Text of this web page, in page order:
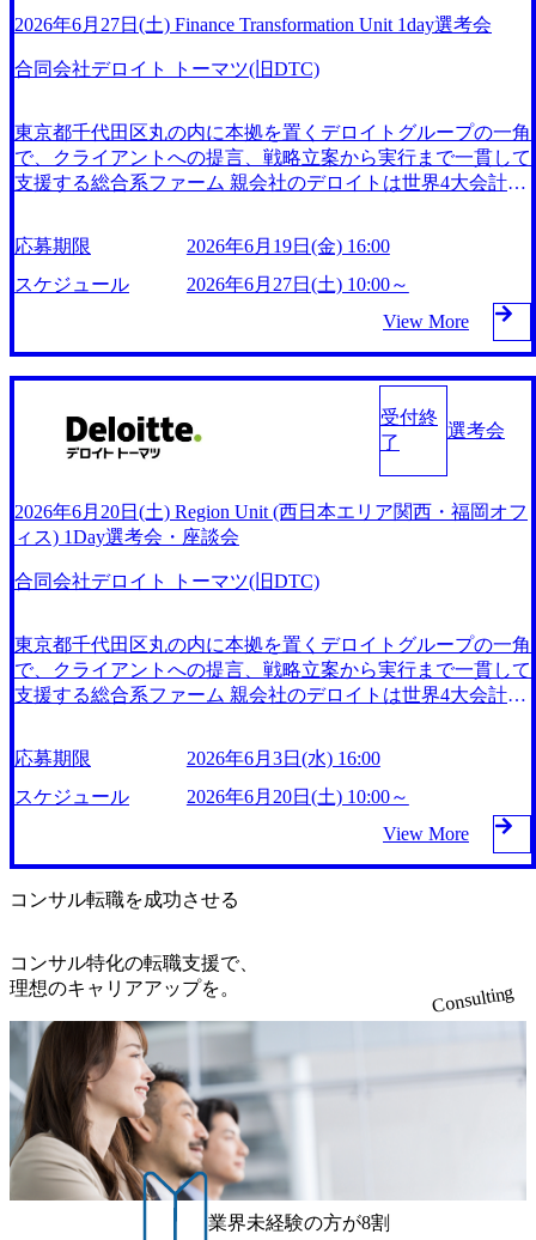
11:30～12:20 1次面接 12:30～13:20 2次面接 東京都千代
田区丸の内3-2-3 二重橋ビルディング17F 書類選考通過者 ●
下記のいずれかに関する知見・経験を有する方を募集してい
関する知見・経験＞ ・各業界で、クライアントのビジネ
ス・要件・要望を理解し、クラウドを用いたシステム全体像
を描いた経験 ・クラウドサービス(AWS、GCPなど)を活用
ョンモダナイゼーションにおけるTo-Beアーキテクチャー設
計経験 ＜プロジェクト管理/プログラム管理に関する知見・
経験＞ ・大規模プロジェクトにおけるプロジェクト管理、
もしくはプログラム管理に関する知見・経験(PMP有資格者
優遇) ・グローバルプロジェクトで英語を使った大規模開発
プロジェクトに関与された経験 ・プロジェクト管理方法論/
システム開発方法論/プロジェクト管理ツール・品質管理ツ
ールの導入経験 ・テスト計画、テスト推進、テスト実行、
品質保証の経験 ＜システム開発に関する知見・経験＞ ・業
界別の業務アプリケーションの要件定義、設計、開発経験
(各種レビュー含む) ・クラウドネイティブアプリケーション
の要件定義、設計、開発経験(各種レビュー含む) ・アジャイ
ル開発におけるスクラムマスター経験 ・ホストなどレガシ
アーキテクチャレベルの知見が望ましい) ・レガシーシステ
を活用した業務アプリケーションの設計・開発経験 ・エン
タープライズ向けの中大規模のスクラッチ開発における要件
定義、設計、開発(各種レビュー含む)に従事した経験 ＜ソリ
ューション企画・導入に関する知見・経験＞ ・事業企画か
関与された経験 ・コンサルティング・ソリューションプロ
バイダ等の立場から、複数業種のソリューション導入PJにリ
ーダ的ポジションで関与された経験 ・社内IT企画等の立場
から、業務部門との調整を行いつつソリューション導入PJに
複数関与された経験 ＜運用要件定義・設計に関する知見・
経験＞ ・大規模システム導入PJにおいて運用要件定義・運
用設計・トランジションをクライアントフェーシングでリー
件定義～導入・高度化にかかる業務を提供してきた経験 ・
グローバルチームの一員としてシステム導入、または運用業
間・目標設定などを制約の大きさに応じて希望するコースを
選択することが可能 日系企業並みに年次有給休暇・年末年
始休暇を取得可能で、他ファームと比べても充実した休暇制
提供される制度も存在している。 ダイバーシティ&インクル
ージョンを重要経営戦略の一つとして位置付け、残業時間の
制限や男性含めた育休取得、女性の積極登用、社内保育園の
年 7月16日(木)19:00‐21:00想定 ※この時間内で2次面接まで実
生する可能性もございますのでご了承ください。 2026年7月
8日(水)16:00 ※定員数に達した場合は通常選考をご案内させ
ていただくことがございます。 当社の二重橋オフィスで対
ます。 直接オフィスや働くメンバーの雰囲気もご確認でき
るイベントとなっております。 Human Capital PMLは、組
織・人事領域のプロフェッショナルとして人事戦略から制
度・IT・業務・風土にわたる幅広く先進的なサービスをEnd
ングサービスを展開しています。 日本で400名超を誇る国内
最大規模の組織・人事領域のプロフェッショナルを有し、グ
ローバルで10,000名超のメンバーとコラボレーションしなが
ら、人事戦略から制度・IT・業務・風土にわたる幅広く先進
中計」策定 ・組織再編デザイン / M&A ・グローバル人事・
組織管理 ・HR Transformation (人事機能変革・IT変革) ・チェ
ンジマネジメント ・人事システム化構想および導入支援(Wo
領域) HR Tech Specialist / Engineer(人事テクノロジー領域のス
ペシャリスト / エンジニア) HC as a Service(HRの全体プラッ
トフォームの拡張・改善とHRオペレーションの運用支援・
アウトソース) Organization &Work Transformation(組織設計、
人事戦略、要員計画、人材マネジメント、M&A人事、役員
報酬・指名、チェンジマネジメント、組織風土改革などの組
す。 ・組織・人事領域に関わる深い専門知識・スキル ・人
事部門または経営企画部門または事業部門での業務経験 ・
組織・人事案件に関するプロジェクトマネジャー/スタッフ
経験 (人事制度、風土変革、要員・人件費管理、等) ・グロ
ーバルプロジェクト経験または大規模プロジェクトのマネジ
メント経験 ・社内特命プロジェクト経験(戦略立案、業務改
善、プロジェクトマネジメント等) ・人事制度設計/企画の知
識 ・デジタルツール開発経験 ・統計分析に関する知識 ・戦
略、マーケティング、財務・会計、IT等の広範囲な専門知
識・スキル ・社内外を含む海外メンバーとの英語でのVerbal
なやり取り (TOEIC目安)800点以上 【コラボレーション志向
ServiceNowとデロイト トーマツの支援プログラムに、女性
ps://prtimes.jp/main/html/rd/p/000000096.000035957.html) 選考時
成長できる人間的素質を持っているか」の成長性の観点を重
視 コンサルタントの成長モデルとして「アワーグラス・モ
デル」が導入されており、専門性を絞る前に広範囲の経験を
積み、シニアマネジャーに到達する段階では複数分野で活躍
コンサルタントが講師となり人材育成に専念 中途入社を対
象とした3週間の「基礎トレーニング」や、インターンとし
てプロジェクトに参加し、実戦練習でワークが学べる「シャ
ドーアサイン」、月に1回、アサイン希望やキャリア形成に
関する相談が可能な「コーチ面談」等の制度が充実 コンサ
ルタントとしての基礎力を磨く「プールユニット」制度の下
が用意 上長の承認なく応募可能な公募での異動制度が取り
入れられており、部署内での異動はもちろん、クライアント
や国際機関への出向も可能 育児・介護・不妊治療を理由と
したワーキングプログラムが複数種類あり、働き方・働く時
間・目標設定などを制約の大きさに応じて希望するコースを
選択することが可能 日系企業並みに年次有給休暇・年末年
始休暇を取得可能で、他ファームと比べても充実した休暇制
提供される制度も存在している。 ダイバーシティ&インクル
ージョンを重要経営戦略の一つとして位置付け、残業時間の
制限や男性含めた育休取得、女性の積極登用、社内保育園の
年7月11日(土)10:00～12:00想定 ※この時間内で2次面接まで
発生する可能性もございますのでご了承ください。 2026年7
月3日(金)16:00 ※定員数に達した場合は通常選考をご案内さ
せていただくことがございます。 オンラインで実施するSC
す。 ●ユニットの特徴 弊社サプライチェーン領域において
性を持つ経営コンサルタント集団が在籍し、Deloitteグロー
バルの知見と最先端テクノロジーを用いて、日系企業に対し
て世界に誇るサプライチェーン及び経営マネジメント基盤へ
変革し続けるコンサルティングサービスを提供しています。
弊社は製造業の事業改革、サプライチェーン改革のアドバイ
ザリーに特化し、テクノロジー導入を専門とする他ユニッ
ト・グループ会社・外部委託業者と連携しながら、上流から
下流までの伴走型支援を提供しています。また、弊社はサプ
ライチェーン全領域をカバーしており、専門チームにより深
い洞察・知見を蓄積・教育するとともに、専門領域に閉じな
い柔軟なキャリアパスができる仕組みがあります。 ★今回1
Day選考会にて募集する領域は以下2つのGroupとなります★
2026年6月27日(土) Finance Transformation Unit 1day選考会
合同会社デロイト トーマツ(旧DTC)
東京都千代田区丸の内に本拠を置くデロイトグループの一角
で、クライアントへの提言、戦略立案から実行まで一貫して
支援する総合系ファーム 親会社のデロイトは世界4大会計事
抱えている DTCも従業員数、案件数ともに日本最大級の規
模感を誇り、BIG4の中でも極めて広い専門分野をカバー グ
ループ企業の有限責任監査法人トーマツやDTFA、DTRAと
の提携により、国内約30都市、約2万人の専門家と共に公
共・医療・製造・通信・インフラ・リスク管理等の幅広い業
界にコンサルティングサービスを提供 【スクープ】デロイ
トがコンサルとFAを集約する大組織再編へ！新体制の各組
織トップ候補の実名を公開 (https://diamond.jp/articles/-/341899)
デロイト トーマツ、RAGシステムの検索/回答精度を高める
ソフトウェアを開発 (https://it.impress.co.jp/articles/-/26564) テク
支援するServiceNowとデロイト トーマツの支援プログラム
に、女性の就労支援や企業・自治体のDXを推進するMAIA
ml) 選考時は現状のスキル重視では無く、「一人前のコンサ
の観点を重視 コンサルタントの成長モデルとして「アワー
グラス・モデル」が導入されており、専門性を絞る前に広範
囲の経験を積み、シニアマネジャーに到達する段階では複数
分野で活躍できる専門性を身につけるプログラムとなってい
入社を対象とした3週間の「基礎トレーニング」や、インタ
ーンとしてプロジェクトに参加し、実戦練習でワークが学べ
る「シャドーアサイン」、月に1回、アサイン希望やキャリ
ア形成に関する相談が可能な「コーチ面談」等の制度が充実
コンサルタントとしての基礎力を磨く「プールユニット」制
度の下で、幅広い分野のプロジェクトに参画することが出来
る環境が用意 上長の承認なく応募可能な公募での異動制度
アントや国際機関への出向も可能 育児・介護・不妊治療を
理由としたワーキングプログラムが複数種類あり、働き方・
働く時間・目標設定などを制約の大きさに応じて希望するコ
ースを選択することが可能 日系企業並みに年次有給休暇・
年末年始休暇を取得可能で、他ファームと比べても充実した
休暇制度が用意。福利厚生に関しても一般的なものは勿論、
会社の指定する一部の資格の教材費等は自己研鑽費用として
実費で提供される制度も存在している。 ダイバーシティ＆
インクルージョンを重要経営戦略の一つとして位置付け、残
業時間の制限や男性含めた育休取得、女性の積極登用、社内
保育園の設立など従業員の満足度を高める施策に注力してい
応募期限
2026年6月19日(金) 16:00
スケジュール
2026年6月27日(土) 10:00～
View More
受付終
了
選考会
2026年6月20日(土) Region Unit (西日本エリア関西・福岡オフ
ィス) 1Day選考会・座談会
合同会社デロイト トーマツ(旧DTC)
東京都千代田区丸の内に本拠を置くデロイトグループの一角
で、クライアントへの提言、戦略立案から実行まで一貫して
支援する総合系ファーム 親会社のデロイトは世界4大会計事
抱えている DTCも従業員数、案件数ともに日本最大級の規
模感を誇り、BIG4の中でも極めて広い専門分野をカバー グ
ループ企業の有限責任監査法人トーマツやDTFA、DTRAと
の提携により、国内約30都市、約2万人の専門家と共に公
共・医療・製造・通信・インフラ・リスク管理等の幅広い業
界にコンサルティングサービスを提供 【スクープ】デロイ
トがコンサルとFAを集約する大組織再編へ！新体制の各組
ソフトウェアを開発 (https://it.impress.co.jp/articles/-/26564) テク
ノロジー業界へのキャリアチェンジを目指す女性を積極的に
支援するServiceNowとデロイト トーマツの支援プログラム
に、女性の就労支援や企業・自治体のDXを推進するMAIA
が参画 (https://prtimes.jp/main/html/rd/p/000000096.000035957.ht
ml) 選考時は現状のスキル重視では無く、「一人前のコンサ
ルタントに成長できる人間的素質を持っているか」の成長性
の観点を重視 コンサルタントの成長モデルとして「アワー
グラス・モデル」が導入されており、専門性を絞る前に広範
囲の経験を積み、シニアマネジャーに到達する段階では複数
分野で活躍できる専門性を身につけるプログラムとなってい
応募期限
2026年6月3日(水) 16:00
スケジュール
2026年6月20日(土) 10:00～
View More
コンサル転職を成功させる
コンサル特化の転職支援で、
理想のキャリアアップを。
Consulting
業界未経験の方が8割